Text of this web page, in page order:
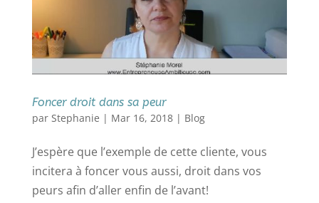
Foncer droit dans sa peur
par Stephanie | Mar 16, 2018| Blog
J’espère que l’exemple de cette cliente, vous
incitera à foncer vous aussi, droit dans vos
peurs afin d’aller enfin de l’avant!